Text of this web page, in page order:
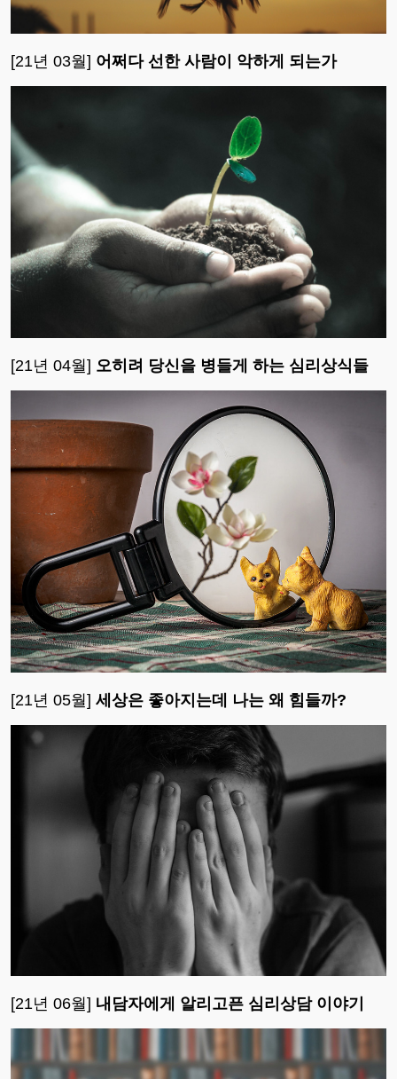
[21년 03월] 어쩌다 선한 사람이 악하게 되는가
[21년 04월] 오히려 당신을 병들게 하는 심리상식들
[21년 05월] 세상은 좋아지는데 나는 왜 힘들까?
[21년 06월] 내담자에게 알리고픈 심리상담 이야기